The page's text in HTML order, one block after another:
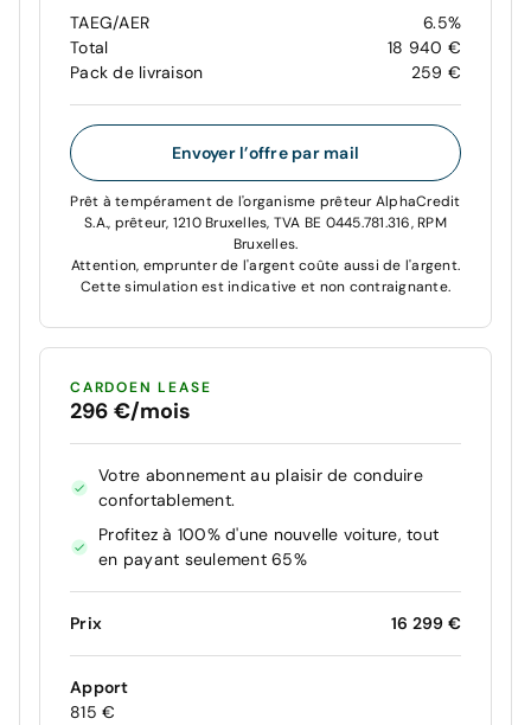
TAEG/AER
6.5%
Total
18 940 €
Pack de livraison
259 €
Envoyer l’offre par mail
Prêt à tempérament de l'organisme prêteur AlphaCredit
S.A., prêteur, 1210 Bruxelles, TVA BE 0445.781.316, RPM
Bruxelles.
Attention, emprunter de l'argent coûte aussi de l'argent.
Cette simulation est indicative et non contraignante.
CARDOEN LEASE
296 €/mois
Votre abonnement au plaisir de conduire
confortablement.
Profitez à 100% d'une nouvelle voiture, tout
en payant seulement 65%
Prix 16 299 €
Apport
815 €